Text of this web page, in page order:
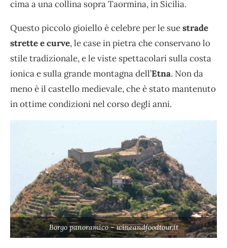
cima a una collina sopra Taormina, in Sicilia.
Questo piccolo gioiello è celebre per le suestrade
strette e curve, le case in pietra che conservano lo
stile tradizionale, e le viste spettacolari sulla costa
ionica e sulla grande montagna dell’Etna. Non da
meno è il castello medievale, che è stato mantenuto
in ottime condizioni nel corso degli anni.
Borgo panoramico – wineandfoodtour.it